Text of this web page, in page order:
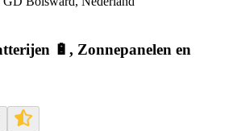
🔋, Zonnepanelen en